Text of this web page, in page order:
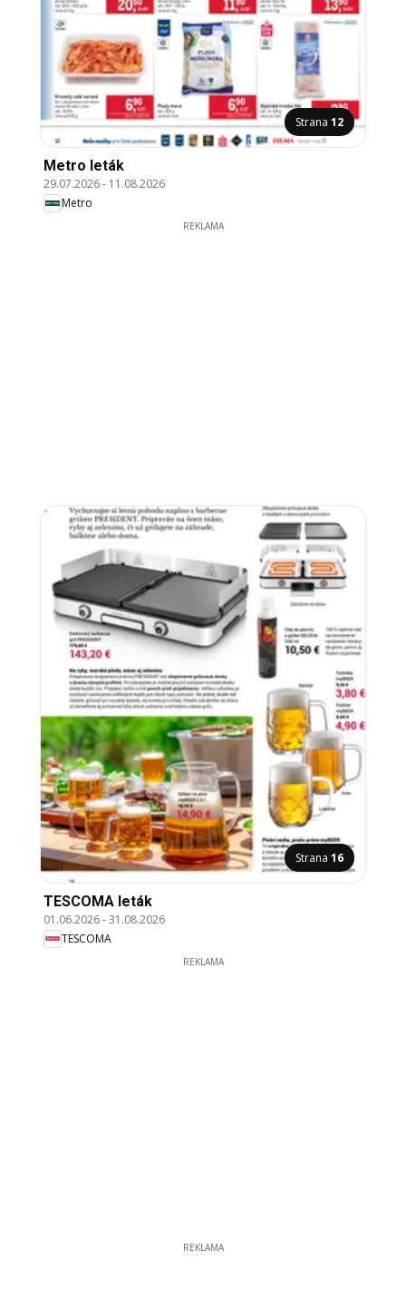
Strana 12
Metro leták
29.07.2026- 11.08.2026
Metro
REKLAMA
Strana 16
TESCOMA leták
01.06.2026-31.08.2026
TESCOMA
REKLAMA
REKLAMA